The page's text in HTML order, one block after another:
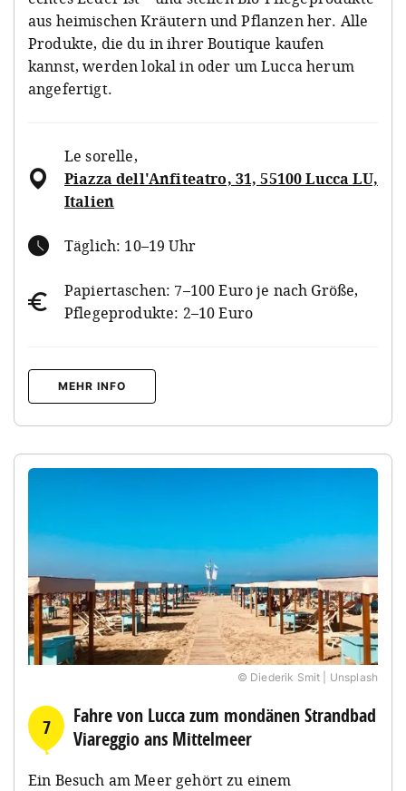
aus heimischen Kräutern und Pflanzen her. Alle
Produkte, die du in ihrer Boutique kaufen
kannst, werden lokal in oder um Lucca herum
angefertigt.
Le sorelle,
Piazza dell'Anfiteatro, 31, 55100 Lucca LU,
Italien
Täglich: 10–19 Uhr
Papiertaschen: 7–100 Euro je nach Größe,
Pflegeprodukte: 2–10 Euro
MEHR INFO
© Diederik Smit | Unsplash
7
Fahre von Lucca zum mondänen Strandbad
Viareggio ans Mittelmeer
Ein Besuch am Meer gehört zu einem